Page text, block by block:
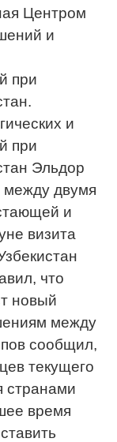
Центром
и
при
и
при
Эльдор
между двумя
и
визита
что
новый
между
сообщил,
текущего
странами
время